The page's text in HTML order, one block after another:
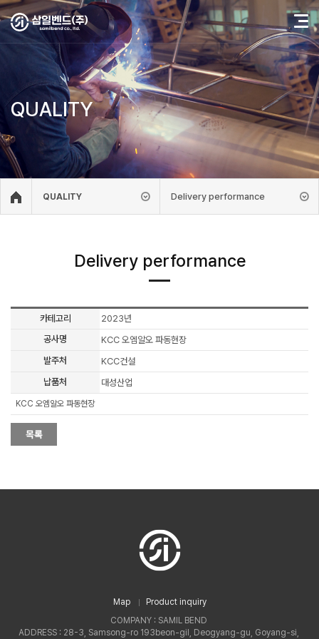
QUALITY
QUALITY Delivery performance
Delivery performance
카테고리
2023년
공사명
KCC 오엠알오 파동현장
발주처
KCC건설
납품처
대성산업
KCC 오엠알오 파동현장
Map
Product inquiry
COMPANY : SAMIL BEND
ADDRESS : 28-3, Samsong-ro 193beon-gil, Deogyang-gu, Goyang-si,